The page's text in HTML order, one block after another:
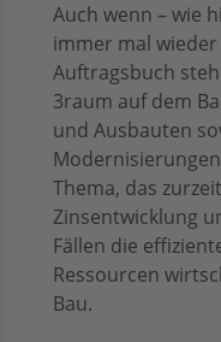
Auch wenn – wie
immer mal
Auftragsbuch
3raum auf dem
und Ausbauten
Thema, das
Zinsentwicklung
Fällen die
Ressourcen
Bau.